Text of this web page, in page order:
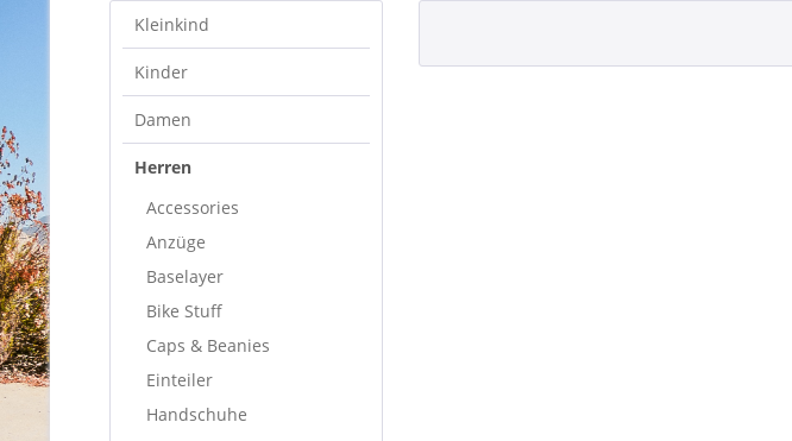
Kleinkind
Kinder
Damen
Herren
Accessories
Anzüge
Baselayer
Bike Stuff
Caps & Beanies
Einteiler
Handschuhe